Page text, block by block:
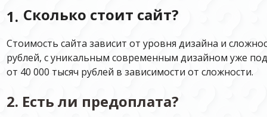
1.
2. Есть ли предоплата?
Стоимость сайта зависит от уровня дизайна и
рублей, с уникальным современным дизайном уже
от 40 000 тысяч рублей в зависимости от сложности.
Сколько стоит сайт?